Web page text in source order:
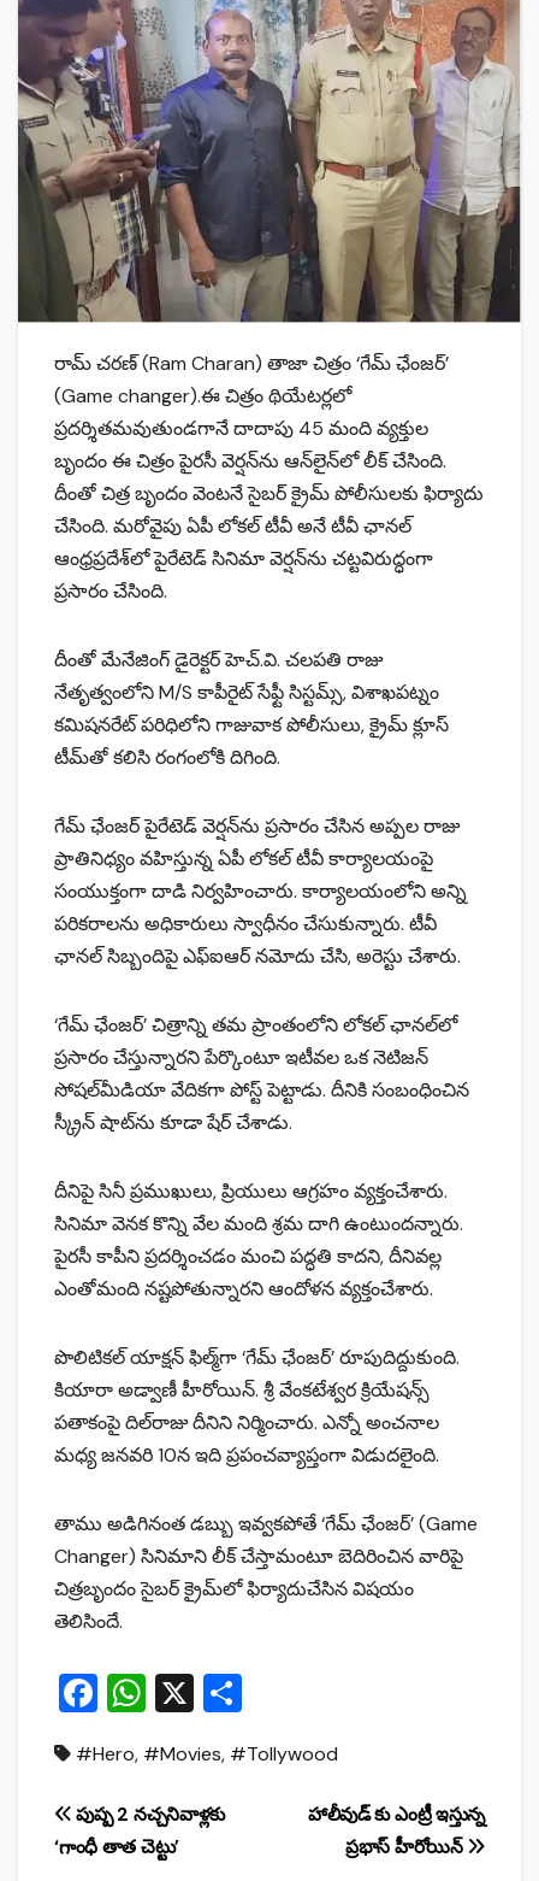
రామ్‌ చరణ్‌ (Ram Charan) తాజా చిత్రం ‘గేమ్‌ ఛేంజర్‌’
(Game changer).ఈ చిత్రం థియేటర్లలో
ప్రదర్శితమవుతుండగానే దాదాపు 45 మంది వ్యక్తుల
బృందం ఈ చిత్రం పైర‌సీ వెర్షన్‌ను ఆన్‌లైన్‌లో లీక్ చేసింది.
దీంతో చిత్ర బృందం వెంటనే సైబర్ క్రైమ్ పోలీసుల‌కు ఫిర్యాదు
చేసింది. మరోవైపు ఏపీ లోకల్ టీవీ అనే టీవీ ఛానల్
ఆంధ్రప్రదేశ్‌లో పైరేటెడ్ సినిమా వెర్షన్‌ను చట్టవిరుద్ధంగా
ప్రసారం చేసింది.
దీంతో మేనేజింగ్ డైరెక్టర్ హెచ్‌.వి. చలపతి రాజు
నేతృత్వంలోని M/S కాపీరైట్ సేఫ్టీ సిస్టమ్స్, విశాఖపట్నం
కమిషనరేట్ పరిధిలోని గాజువాక పోలీసులు, క్రైమ్ క్లూస్
టీమ్‌తో కలిసి రంగంలోకి దిగింది.
గేమ్ ఛేంజర్ పైరేటెడ్ వెర్షన్‌ను ప్రసారం చేసిన అప్పల రాజు
ప్రాతినిధ్యం వహిస్తున్న ఏపీ లోకల్ టీవీ కార్యాల‌యంపై
సంయుక్తంగా దాడి నిర్వ‌హించారు. కార్యాల‌యంలోని అన్ని
పరికరాలను అధికారులు స్వాధీనం చేసుకున్నారు. టీవీ
ఛాన‌ల్ సిబ్బందిపై ఎఫ్ఐఆర్‌ నమోదు చేసి, అరెస్టు చేశారు.
‘గేమ్‌ ఛేంజర్‌’ చిత్రాన్ని తమ ప్రాంతంలోని లోకల్‌ ఛానల్‌లో
ప్రసారం చేస్తున్నారని పేర్కొంటూ ఇటీవల ఒక నెటిజన్‌
సోషల్‌మీడియా వేదికగా పోస్ట్‌ పెట్టాడు. దీనికి సంబంధించిన
స్క్రీన్‌ షాట్‌ను కూడా షేర్‌ చేశాడు.
దీనిపై సినీ ప్రముఖులు, ప్రియులు ఆగ్రహం వ్యక్తంచేశారు.
సినిమా వెనక కొన్ని వేల మంది శ్రమ దాగి ఉంటుందన్నారు.
పైరసీ కాపీని ప్రదర్శించడం మంచి పద్ధతి కాదని, దీనివల్ల
ఎంతోమంది నష్టపోతున్నారని ఆందోళన వ్యక్తంచేశారు.
పొలిటికల్‌ యాక్షన్‌ ఫిల్మ్‌గా ‘గేమ్‌ ఛేంజర్‌’ రూపుదిద్దుకుంది.
కియారా అడ్వాణీ హీరోయిన్. శ్రీ వేంకటేశ్వర క్రియేషన్స్‌
పతాకంపై దిల్‌రాజు దీనిని నిర్మించారు. ఎన్నో అంచనాల
మధ్య జనవరి 10న ఇది ప్రపంచవ్యాప్తంగా విడుదలైంది.
తాము అడిగినంత డబ్బు ఇవ్వకపోతే ‘గేమ్‌ ఛేంజర్‌’ (Game
Changer) సినిమాని లీక్‌ చేస్తామంటూ బెదిరించిన వారిపై
చిత్రబృందం సైబర్‌ క్రైమ్‌లో ఫిర్యాదుచేసిన విషయం
తెలిసిందే.
F
c
e
b
W
at
s
A
X
ar
#Hero, #Movies, #Tollywood
Post
navigation
హాలీవుడ్ కు ఎంట్రీ ఇస్తున్న
ప్రభాస్ హీరోయిన్
పుష్ప 2 నచ్చనివాళ్లకు
‘గాంధీ తాత చెట్టు’